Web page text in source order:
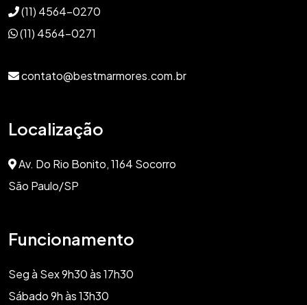
(11) 4564-0270
(11) 4564-0271
contato@bestmarmores.com.br
Localização
Av. Do Rio Bonito, 1164 Socorro
São Paulo/SP
Funcionamento
Seg à Sex 9h30 às 17h30
Sábado 9h às 13h30